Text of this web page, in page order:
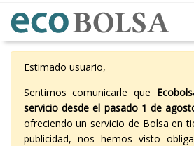
Estimado usuario,
Sentimos comunicarle que
servicio desde el pasado 1 de
ofreciendo un servicio de Bolsa en
publicidad, nos hemos visto